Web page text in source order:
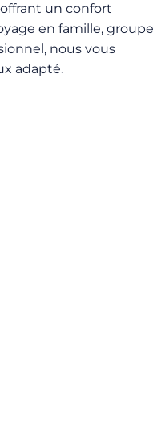
un confort
en famille, groupe
nous vous
adapté.